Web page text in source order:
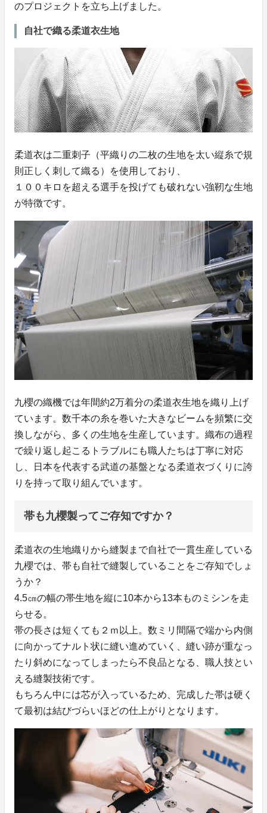
のプロジェクトを立ち上げました。
自社で織る柔道衣生地
柔道衣は二重刺子（平織りの二枚の生地を太い縦糸で規
則正しく刺して織る）を使用しており、
１００キロを超える選手を投げても破れない強靭な生地
が特徴です。
九櫻の織機では年間約2万着分の柔道衣生地を織り上げ
ています。数千本の糸を巻いた大きなビームを頻繁に交
換しながら、多くの生地を生産しています。織布の過程
で繰り返し起こるトラブルにも職人たちは丁寧に対応
し、日本を代表する武道の基盤となる柔道衣づくりに誇
りを持って取り組んでいます。
帯も九櫻製ってご存知ですか？
柔道衣の生地織りから縫製まで自社で一貫生産している
九櫻では、帯も自社で縫製していることをご存知でしょ
うか？
4.5㎝の幅の帯生地を縦に10本から13本ものミシンを走
らせる。
帯の長さは短くても２ｍ以上。数ミリ間隔で端から内側
に向かってナルト状に縫い進めていく、縫い跡が重なっ
たり斜めになってしまったら不良品となる、職人技とい
える縫製技術です。
もちろん中には芯が入っているため、完成した帯は硬く
て最初は結びづらいほどの仕上がりとなります。